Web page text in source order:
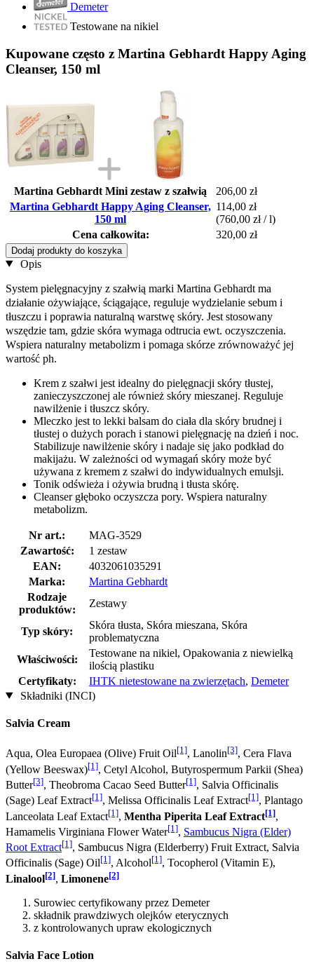
Demeter
Testowane na nikiel
Kupowane często z Martina Gebhardt Happy Aging
Cleanser, 150 ml
Martina Gebhardt Mini zestaw z szałwią
206,00 zł
Martina Gebhardt Happy Aging Cleanser,
150 ml
114,00 zł
(760,00 zł / l)
Cena całkowita:
320,00 zł
Dodaj produkty do koszyka
Opis
System pielęgnacyjny z szałwią marki Martina Gebhardt ma
działanie ożywiające, ściągające, reguluje wydzielanie sebum i
tłuszczu i poprawia naturalną warstwę skóry. Jest stosowany
wszędzie tam, gdzie skóra wymaga odtrucia ewt. oczyszczenia.
Wspiera naturalny metabolizm i pomaga skórze zrównoważyć jej
wartość ph.
Krem z szałwi jest idealny do pielęgnacji skóry tłustej,
zanieczyszczonej ale również skóry mieszanej. Reguluje
nawilżenie i tłuszcz skóry.
Mleczko jest to lekki balsam do ciała dla skóry brudnej i
tłustej o dużych porach i stanowi pielęgnację na dzień i noc.
Stabilizuje nawilżenie skóry i nadaje się jako podkład do
makijażu. W zależności od wymagań skóry może być
używana z kremem z szałwi do indywidualnych emulsji.
Tonik odświeża i ożywia brudną i tłusta skórę.
Cleanser głęboko oczyszcza pory. Wspiera naturalny
metabolizm.
Nr art.:
MAG-3529
Zawartość:
1 zestaw
EAN:
4032061035291
Marka:
Martina Gebhardt
Rodzaje
produktów:
Zestawy
Typ skóry:
Skóra tłusta, Skóra mieszana, Skóra
problematyczna
Właściwości:
Testowane na nikiel, Opakowania z niewielką
ilością plastiku
Certyfikaty:
IHTK nietestowane na zwierzętach, Demeter
Składniki (INCI)
Salvia Cream
Aqua, Olea Europaea (Olive) Fruit Oil[1], Lanolin[3], Cera Flava
(Yellow Beeswax)[1], Cetyl Alcohol, Butyrospermum Parkii (Shea)
Butter[3], Theobroma Cacao Seed Butter[1], Salvia Officinalis
(Sage) Leaf Extract[1], Melissa Officinalis Leaf Extract[1], Plantago
Lanceolata Leaf Extact[1], Mentha Piperita Leaf Extract[1],
Hamamelis Virginiana Flower Water[1], Sambucus Nigra (Elder)
Root Extract[1], Sambucus Nigra (Elderberry) Fruit Extract, Salvia
Officinalis (Sage) Oil[1], Alcohol[1], Tocopherol (Vitamin E),
Linalool[2], Limonene[2]
Surowiec certyfikowany przez Demeter
składnik prawdziwych olejków eterycznych
z kontrolowanych upraw ekologicznych
Salvia Face Lotion